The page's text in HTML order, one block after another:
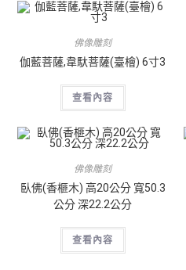
佛像雕刻
伽藍菩薩,韋馱菩薩(臺檜) 6寸3
查看內容
佛像雕刻
臥佛(香榧木) 高20公分 寬50.3
公分 深22.2公分
查看內容